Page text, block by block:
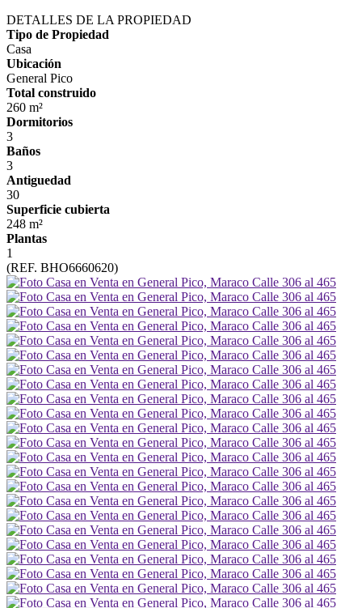
DETALLES DE LA PROPIEDAD
Tipo de Propiedad
Casa
Ubicación
General Pico
Total construido
260 m²
Dormitorios
3
Baños
3
Antiguedad
30
Superficie cubierta
248 m²
Plantas
1
(REF. BHO6660620)